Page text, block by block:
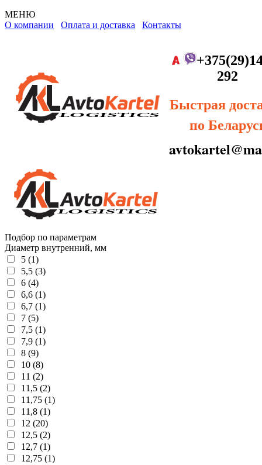
МЕНЮ
О компании Оплата и доставка Контакты
292
Быстрая
по
Подбор по параметрам
Диаметр внутренний, мм
5 (1)
5,5 (3)
6 (4)
6,6 (1)
6,7 (1)
7 (5)
7,5 (1)
7,9 (1)
8 (9)
10 (8)
11 (2)
11,5 (2)
11,75 (1)
11,8 (1)
12 (20)
12,5 (2)
12,7 (1)
12,75 (1)